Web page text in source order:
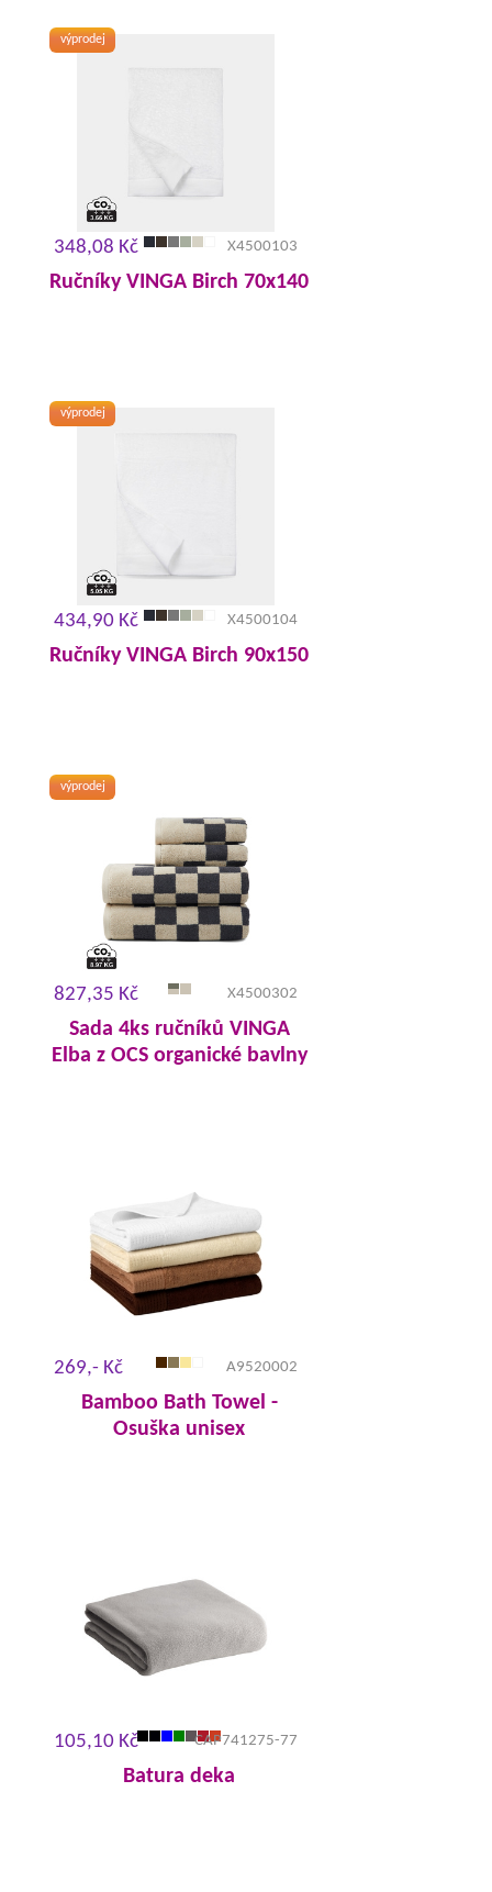
výprodej
348,08 Kč X4500103
Ručníky VINGA Birch 70x140
výprodej
434,90 Kč X4500104
Ručníky VINGA Birch 90x150
výprodej
827,35 Kč X4500302
Sada 4ks ručníků VINGA
Elba z OCS organické bavlny
269,- Kč A9520002
Bamboo Bath Towel -
Osuška unisex
105,10 Kč CAP741275-77
Batura deka